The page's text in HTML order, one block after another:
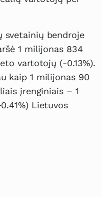
svetainių bendroje
1 milijonas 834
vartotojų (-0.13%).
kaip 1 milijonas 90
įrenginiais – 1
Lietuvos